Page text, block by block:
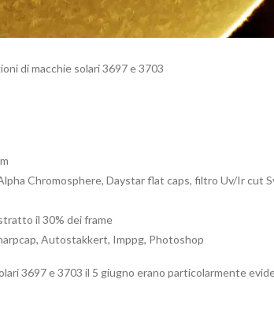
di macchie solari 3697 e 3703
Chromosphere, Daystar flat caps, filtro Uv/Ir cut
il 30% dei frame
Autostakkert, Imppg, Photoshop
3697 e 3703 il 5 giugno erano particolarmente